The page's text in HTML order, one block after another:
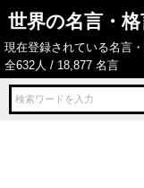
世界の名言・格
現在登録されている名言
全632人 / 18,877 名言